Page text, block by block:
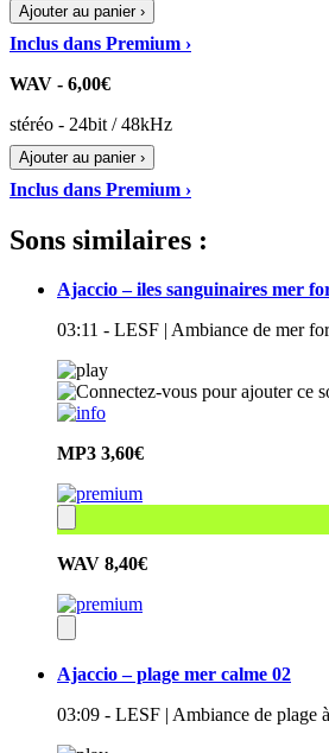
Ajouter au panier ›
Inclus dans Premium ›
WAV - 6,00€
stéréo - 24bit / 48kHz
Ajouter au panier ›
Inclus dans Premium ›
Sons similaires :
Ajaccio – iles sanguinaires mer
03:11 - LESF | Ambiance de mer
MP3 3,60€
WAV 8,40€
Ajaccio – plage mer calme 02
03:09 - LESF | Ambiance de plage